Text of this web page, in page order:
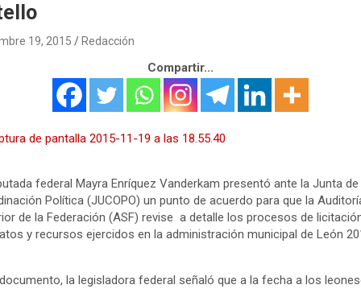
19, 2015 Redacción
Compartir...
federal Mayra Enríquez Vanderkam presentó ante la Junta de
Política (JUCOPO) un punto de acuerdo para que la
de la Federación (ASF) revise a detalle los procesos de
y recursos ejercidos en la administración municipal de León
la legisladora federal señaló que a la fecha a los